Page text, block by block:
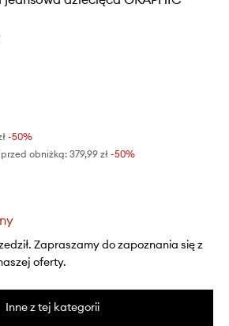
-50%
obniżką: 379,99 zł -50%
Zapraszamy do zapoznania się z
oferty.
Inne z tej kategorii